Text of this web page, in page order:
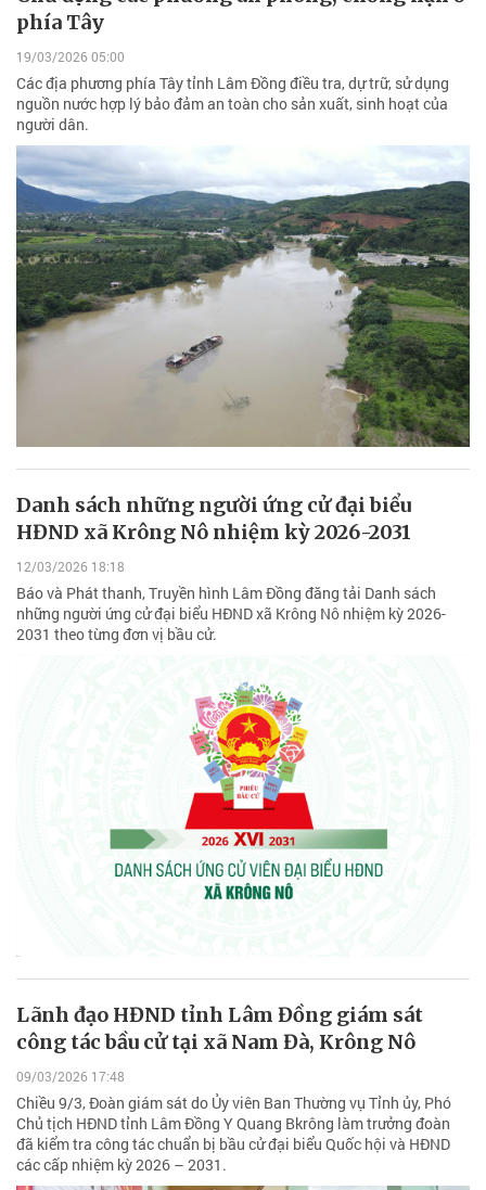
phía Tây
19/03/2026 05:00
Các địa phương phía Tây tỉnh Lâm Đồng điều tra, dự trữ, sử dụng
nguồn nước hợp lý bảo đảm an toàn cho sản xuất, sinh hoạt của
người dân.
Danh sách những người ứng cử đại biểu
HĐND xã Krông Nô nhiệm kỳ 2026-2031
12/03/2026 18:18
Báo và Phát thanh, Truyền hình Lâm Đồng đăng tải Danh sách
những người ứng cử đại biểu HĐND xã Krông Nô nhiệm kỳ 2026-
2031 theo từng đơn vị bầu cử.
Lãnh đạo HĐND tỉnh Lâm Đồng giám sát
công tác bầu cử tại xã Nam Đà, Krông Nô
09/03/2026 17:48
Chiều 9/3, Đoàn giám sát do Ủy viên Ban Thường vụ Tỉnh ủy, Phó
Chủ tịch HĐND tỉnh Lâm Đồng Y Quang Bkrông làm trưởng đoàn
đã kiểm tra công tác chuẩn bị bầu cử đại biểu Quốc hội và HĐND
các cấp nhiệm kỳ 2026 – 2031.